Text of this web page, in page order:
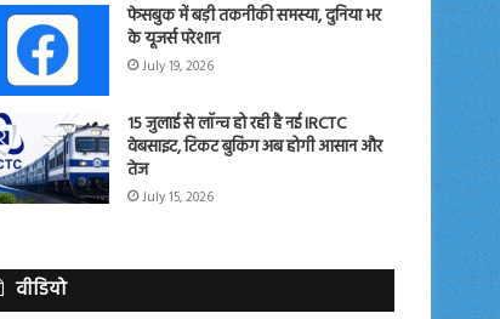
फेसबुक में बड़ी तकनीकी समस्या, दुनिया भर
के यूजर्स परेशान
July 19, 2026
15 जुलाई से लॉन्च हो रही है नई IRCTC
वेबसाइट, टिकट बुकिंग अब होगी आसान और
तेज
July 15, 2026
वीडियो